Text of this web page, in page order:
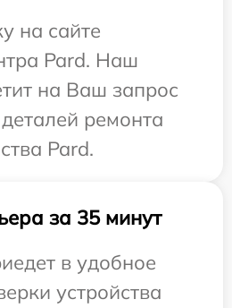
на сайте
Pard. Наш
на Ваш запрос
ремонта
Pard.
за 35 минут
в удобное
устройства